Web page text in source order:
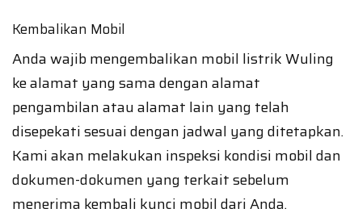
Kembalikan Mobil
Anda wajib mengembalikan mobil listrik Wuling
ke alamat yang sama dengan alamat
pengambilan atau alamat lain yang telah
disepekati sesuai dengan jadwal yang ditetapkan.
Kami akan melakukan inspeksi kondisi mobil dan
dokumen-dokumen yang terkait sebelum
menerima kembali kunci mobil dari Anda.